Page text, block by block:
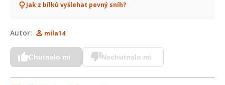
Jak z bílků vyšlehat pevný sníh?
Autor: míla14
Chutnalo mi Nechutnalo mi